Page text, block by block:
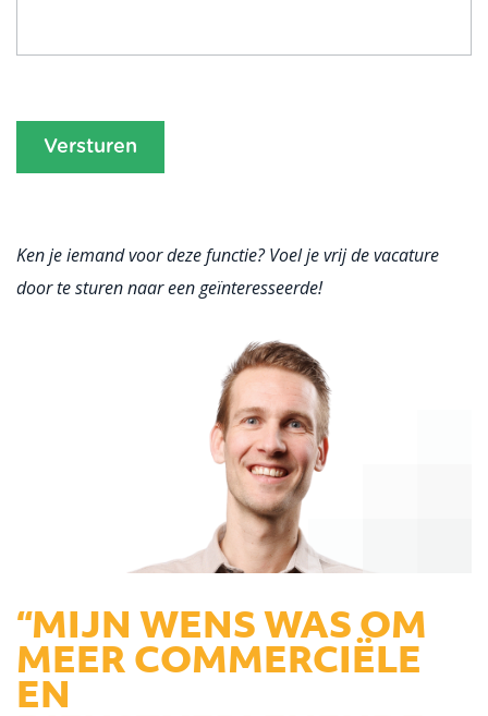
Ken je iemand voor deze functie? Voel je vrij de vacature
door te sturen naar een geïnteresseerde!
“MIJN WENS WAS OM
MEER COMMERCIËLE
EN